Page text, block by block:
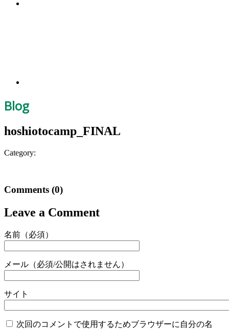
Blog
hoshiotocamp_FINAL
Category:
Comments (0)
Leave a Comment
名前（必須）
メール（必須/公開はされません）
サイト
次回のコメントで使用するためブラウザーに自分の名